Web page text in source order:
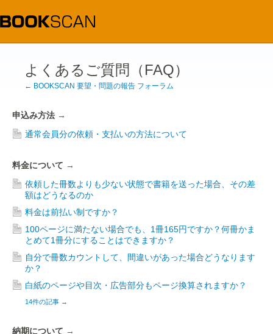
よくあるご質問（FAQ）
← BOOKSCAN 要望・問題の報告 フォーラム
申込み方法 →
通常会員分の依頼・支払いの方法について
料金について →
依頼した冊数よりも少ない状態で書籍を送った場合、その差
額はどうなるのか
料金は前払い制ですか？
100ページに満たない場合でも、1冊165円ですか？何冊かま
とめて1冊分にすることはできますか？
自分で冊数カウントして、間違いがあった場合どうなります
か？
白紙のページや目次・広告部分もページ換算されますか？
14件の記事 →
納期について →